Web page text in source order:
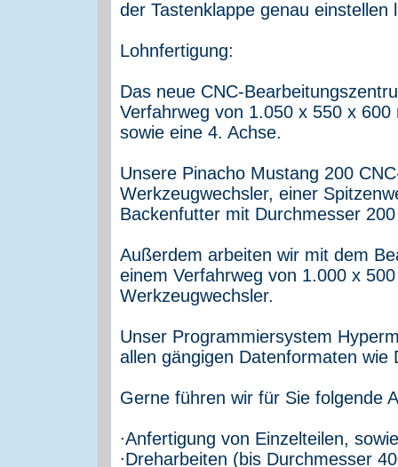
der Tastenklappe genau einstellen
Lohnfertigung:
Das neue CNC-
Verfahrweg von 1.050 x 550 x
sowie eine 4. Achse.
Unsere Pinacho Mustang 200
Werkzeugwechsler, einer
Backenfutter mit Durchmesser
Außerdem arbeiten wir mit dem
einem Verfahrweg von 1.000 x
Werkzeugwechsler.
Unser Programmiersystem
allen gängigen Datenformaten wie
Gerne führen wir für Sie folgende
∙Anfertigung von Einzelteilen,
∙Dreharbeiten (bis Durchmesser